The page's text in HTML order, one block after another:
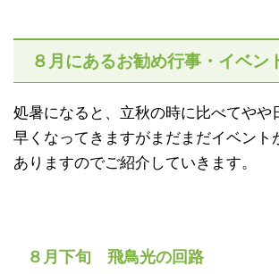
８月にあるお勧め行事・イベン
処暑になると、立秋の時に比べてやや
早くなってきますがまだまだイベント
ありますのでご紹介していきます。
８月下旬 飛鳥光の回路